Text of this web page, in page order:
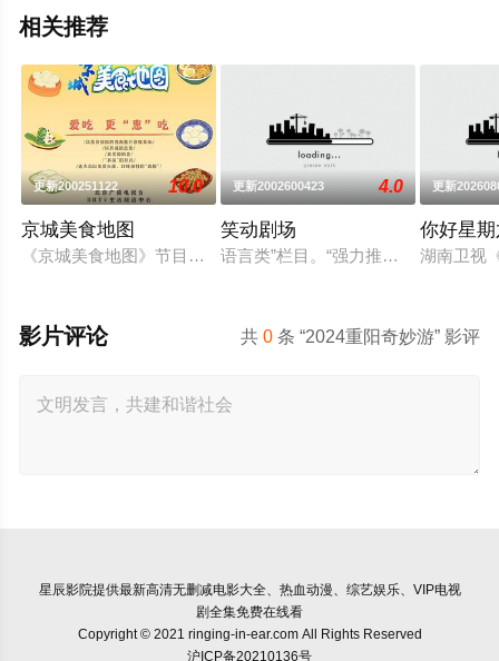
相关推荐
更新200251122 10.0
京城美食地图
《京城美食地图》节目组的美食侦探邀约行业专家和爱吃团网
更新2002600423 4.0
笑动剧场
语言类”栏目。“强力推出”第一时段，
更新
你好星
湖南卫视
共0 条 “2024重阳奇妙游” 影评
影片评论
星辰影院提供最新高清无删减电影大全、热血动漫、综艺娱乐、VIP电视
剧全集免费在线看
Copyright © 2021 ringing-in-ear.com All Rights Reserved
沪ICP备20210136号